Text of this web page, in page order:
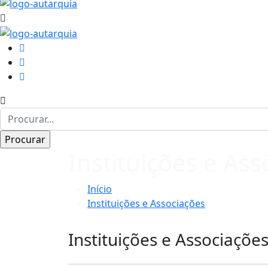
Início
Instituições e Associações
Instituições e Associações